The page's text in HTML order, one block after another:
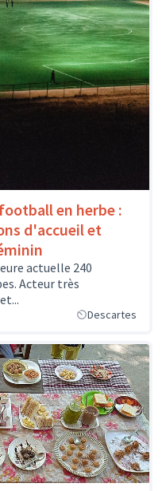
en herbe :
d'accueil et
actuelle 240
Acteur très
Descartes